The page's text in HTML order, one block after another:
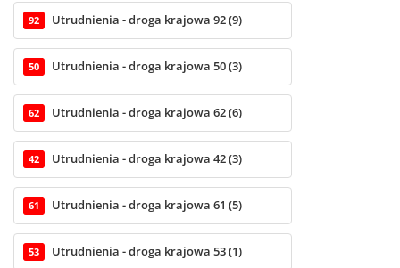
92 Utrudnienia - droga krajowa 92 (9)
50 Utrudnienia - droga krajowa 50 (3)
62 Utrudnienia - droga krajowa 62 (6)
42 Utrudnienia - droga krajowa 42 (3)
61 Utrudnienia - droga krajowa 61 (5)
53 Utrudnienia - droga krajowa 53 (1)